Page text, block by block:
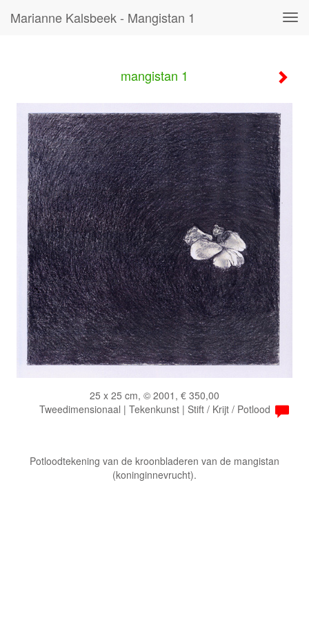
Marianne Kalsbeek - Mangistan 1
mangistan 1
25 x 25 cm, © 2001, € 350,00
Tweedimensionaal | Tekenkunst | Stift / Krijt / Potlood
Potloodtekening van de kroonbladeren van de mangistan
(koninginnevrucht).